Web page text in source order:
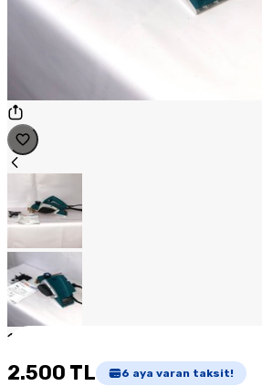
1
2.500 TL 6 aya varan taksit!